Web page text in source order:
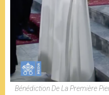
Bénédiction De La Première